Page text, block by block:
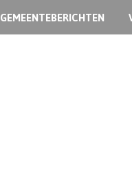
GEMEENTEBERICHTEN